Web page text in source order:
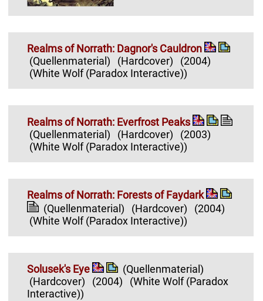
Realms of Norrath: Dagnor's Cauldron
(Quellenmaterial)
(Hardcover)
(2004)
(White Wolf (Paradox Interactive))
Realms of Norrath: Everfrost Peaks
(Quellenmaterial)
(Hardcover)
(2003)
(White Wolf (Paradox Interactive))
Realms of Norrath: Forests of Faydark
(Quellenmaterial)
(Hardcover)
(2004)
(White Wolf (Paradox Interactive))
Solusek's Eye
(Quellenmaterial)
(Hardcover)
(2004)
(White Wolf (Paradox
Interactive))